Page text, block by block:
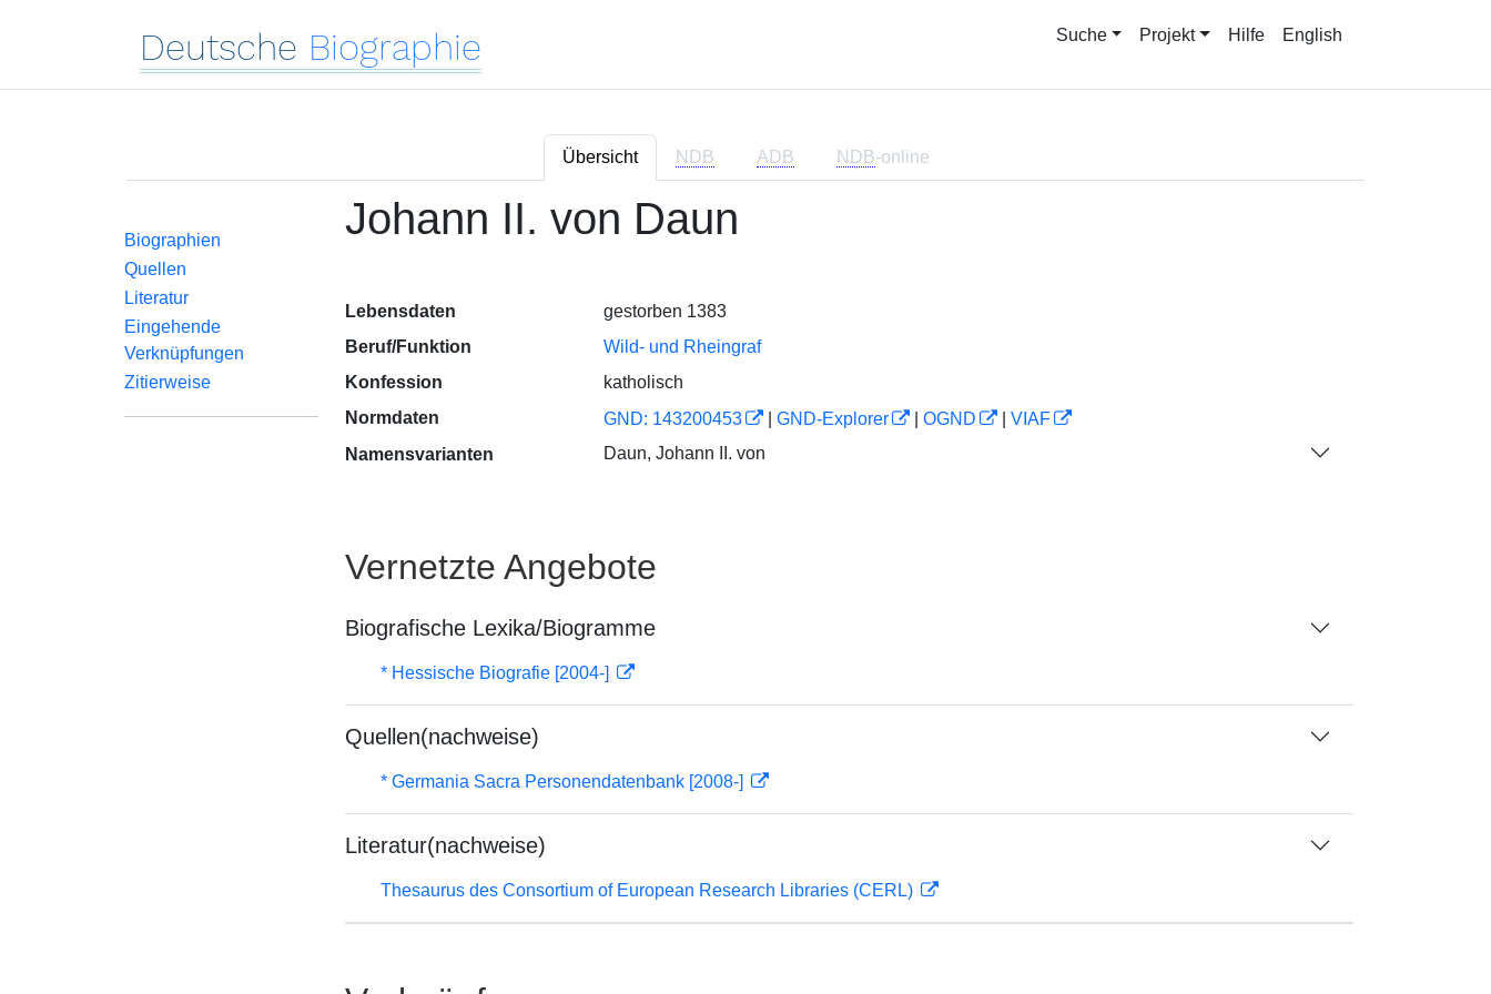
Deutsche Biographie Suche Projekt Hilfe English
Übersicht NDB ADB NDB-online
Biographien
Quellen
Literatur
Eingehende
Verknüpfungen
Zitierweise
Johann II. von Daun
Lebensdaten
gestorben 1383
Beruf/Funktion
Wild- und Rheingraf
Konfession
katholisch
Normdaten
GND: 143200453 GND-Explorer OGND
VIAF
Namensvarianten
Daun, Johann II. von
Vernetzte Angebote
Biografische Lexika/Biogramme
* Hessische Biografie [2004-]
Quellen(nachweise)
* Germania Sacra Personendatenbank [2008-]
Literatur(nachweise)
Thesaurus des Consortium of European Research Libraries (CERL)